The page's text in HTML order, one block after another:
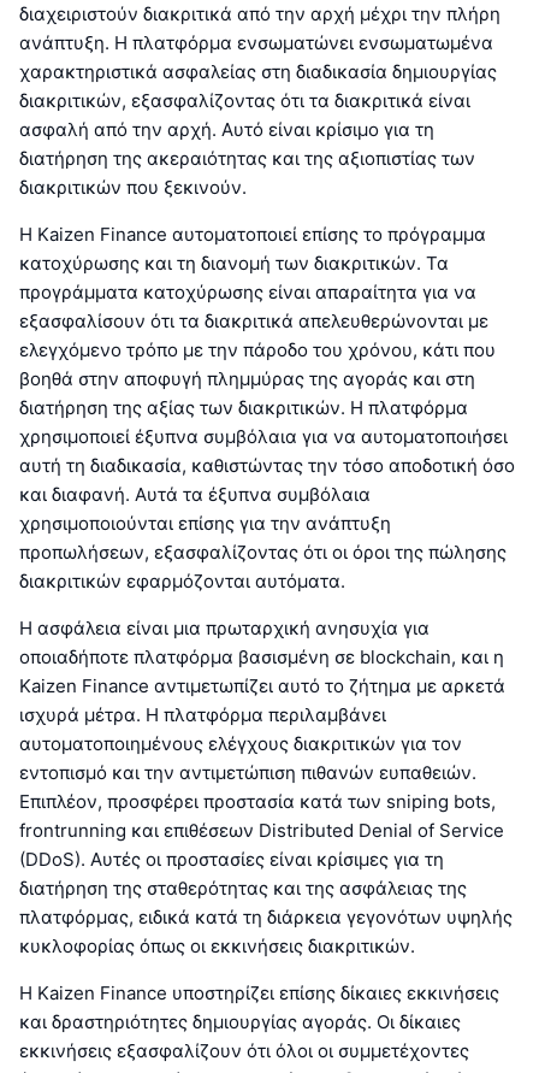
διαχειριστούν διακριτικά από την αρχή μέχρι την πλήρη
ανάπτυξη. Η πλατφόρμα ενσωματώνει ενσωματωμένα
χαρακτηριστικά ασφαλείας στη διαδικασία δημιουργίας
διακριτικών, εξασφαλίζοντας ότι τα διακριτικά είναι
ασφαλή από την αρχή. Αυτό είναι κρίσιμο για τη
διατήρηση της ακεραιότητας και της αξιοπιστίας των
διακριτικών που ξεκινούν.
Η Kaizen Finance αυτοματοποιεί επίσης το πρόγραμμα
κατοχύρωσης και τη διανομή των διακριτικών. Τα
προγράμματα κατοχύρωσης είναι απαραίτητα για να
εξασφαλίσουν ότι τα διακριτικά απελευθερώνονται με
ελεγχόμενο τρόπο με την πάροδο του χρόνου, κάτι που
βοηθά στην αποφυγή πλημμύρας της αγοράς και στη
διατήρηση της αξίας των διακριτικών. Η πλατφόρμα
χρησιμοποιεί έξυπνα συμβόλαια για να αυτοματοποιήσει
αυτή τη διαδικασία, καθιστώντας την τόσο αποδοτική όσο
και διαφανή. Αυτά τα έξυπνα συμβόλαια
χρησιμοποιούνται επίσης για την ανάπτυξη
προπωλήσεων, εξασφαλίζοντας ότι οι όροι της πώλησης
διακριτικών εφαρμόζονται αυτόματα.
Η ασφάλεια είναι μια πρωταρχική ανησυχία για
οποιαδήποτε πλατφόρμα βασισμένη σε blockchain, και η
Kaizen Finance αντιμετωπίζει αυτό το ζήτημα με αρκετά
ισχυρά μέτρα. Η πλατφόρμα περιλαμβάνει
αυτοματοποιημένους ελέγχους διακριτικών για τον
εντοπισμό και την αντιμετώπιση πιθανών ευπαθειών.
Επιπλέον, προσφέρει προστασία κατά των sniping bots,
frontrunning και επιθέσεων Distributed Denial of Service
(DDoS). Αυτές οι προστασίες είναι κρίσιμες για τη
διατήρηση της σταθερότητας και της ασφάλειας της
πλατφόρμας, ειδικά κατά τη διάρκεια γεγονότων υψηλής
κυκλοφορίας όπως οι εκκινήσεις διακριτικών.
Η Kaizen Finance υποστηρίζει επίσης δίκαιες εκκινήσεις
και δραστηριότητες δημιουργίας αγοράς. Οι δίκαιες
εκκινήσεις εξασφαλίζουν ότι όλοι οι συμμετέχοντες